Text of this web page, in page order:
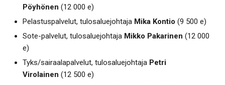
Pöyhönen (12 000 e)
Pelastuspalvelut, tulosaluejohtaja Mika Kontio (9 500 e)
Sote-palvelut, tulosaluejohtaja Mikko Pakarinen (12 000
e)
Tyks/sairaalapalvelut, tulosaluejohtaja Petri
Virolainen (12 500 e)